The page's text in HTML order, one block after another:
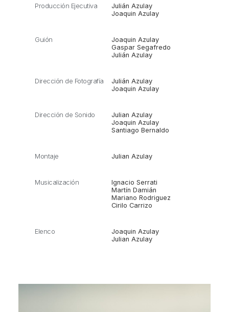
Producción Ejecutiva
Julián Azulay
Joaquin Azulay
Guión
Joaquin Azulay
Gaspar Segafredo
Julián Azulay
Dirección de Fotografía
Julián Azulay
Joaquin Azulay
Dirección de Sonido
Julian Azulay
Joaquin Azulay
Santiago Bernaldo
Montaje Julian Azulay
Musicalización
Ignacio Serrati
Martín Damián
Mariano Rodriguez
Cirilo Carrizo
Elenco
Joaquin Azulay
Julian Azulay